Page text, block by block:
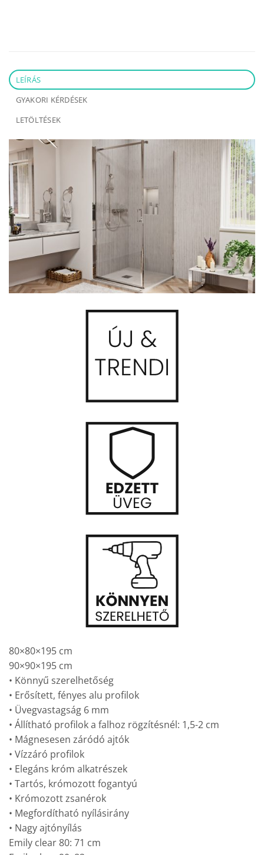
LEÍRÁS
GYAKORI KÉRDÉSEK
LETÖLTÉSEK
80×80×195 cm
90×90×195 cm
• Könnyű szerelhetőség
• Erősített, fényes alu profilok
• Üvegvastagság 6 mm
• Állítható profilok a falhoz rögzítésnél: 1,5-2 cm
• Mágnesesen záródó ajtók
• Vízzáró profilok
• Elegáns króm alkatrészek
• Tartós, krómozott fogantyú
• Krómozott zsanérok
• Megfordítható nyílásirány
• Nagy ajtónyílás
Emily clear 80: 71 cm